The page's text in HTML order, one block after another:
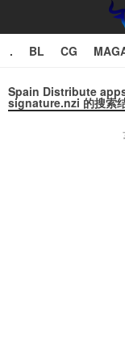
. BL CG
vector TXT
Spain Distribute
signature.nzi 的搜索